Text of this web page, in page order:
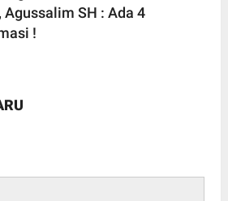
Agussalim SH : Ada 4
!